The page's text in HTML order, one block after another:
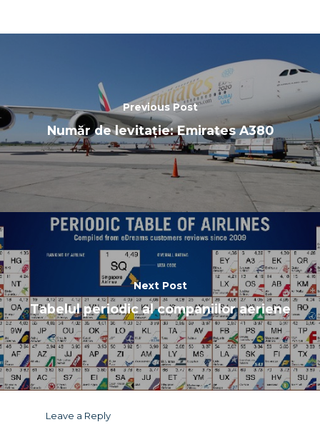
Previous Post
Număr de levitație: Emirates A380
Next Post
Tabelul periodic al companiilor aeriene
Leave a Reply